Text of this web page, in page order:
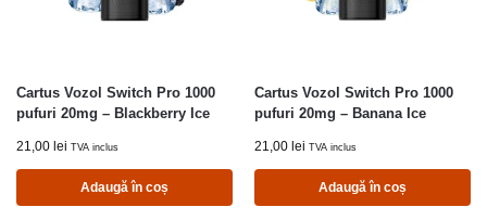
Cartus Vozol Switch Pro 1000
pufuri 20mg – Blackberry Ice
21,00 lei TVA inclus
Adaugă în coș
Cartus Vozol Switch Pro 1000
pufuri 20mg – Banana Ice
21,00 lei TVA inclus
Adaugă în coș